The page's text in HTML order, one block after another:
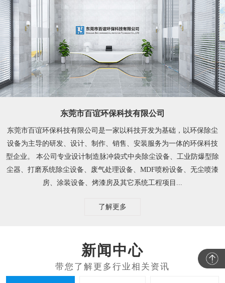
东莞市百谊环保科技有限公司
东莞市百谊环保科技有限公司是一家以科技开发为基础，以环保除尘
设备为主导的研发、设计、制作、销售、安装服务为一体的环保科技
型企业。 本公司专业设计制造脉冲袋式中央除尘设备、工业防爆型除
尘器、打磨系统除尘设备、废气处理设备、MDF喷粉设备、无尘喷漆
房、涂装设备、烤漆房及其它系统工程项目...
了解更多
新闻中心